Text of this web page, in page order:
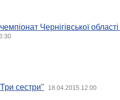
Чернігівської
сестри" 18.04.2015 12:00